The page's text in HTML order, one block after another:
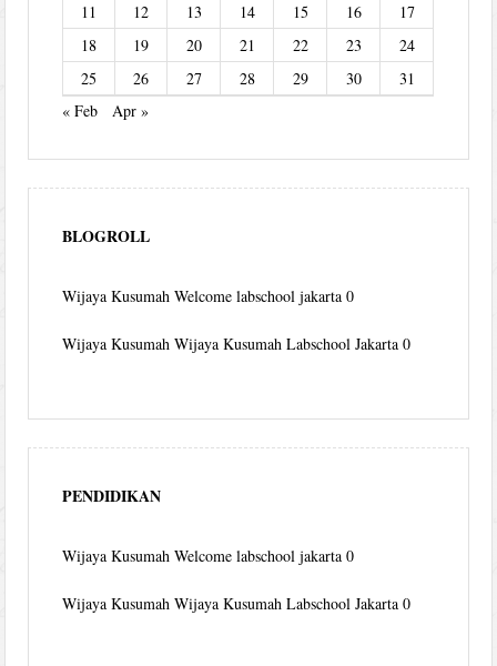
11
12 13 14 15 16
17
18
19 20 21 22 23
24
25
26 27 28 29 30
31
« Feb
Apr »
BLOGROLL
Wijaya Kusumah Welcome labschool jakarta 0
Wijaya Kusumah Wijaya Kusumah Labschool Jakarta 0
PENDIDIKAN
Wijaya Kusumah Welcome labschool jakarta 0
Wijaya Kusumah Wijaya Kusumah Labschool Jakarta 0